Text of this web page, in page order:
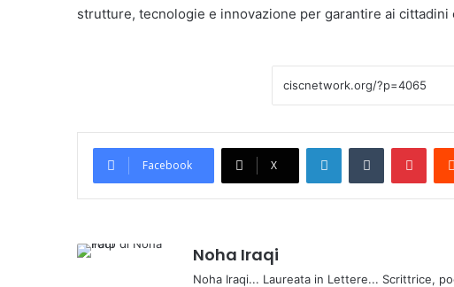
strutture, tecnologie e innovazione per garantire ai
Facebook X
Noha Iraqi
Noha Iraqi... Laureata in Lettere... Scrittrice,